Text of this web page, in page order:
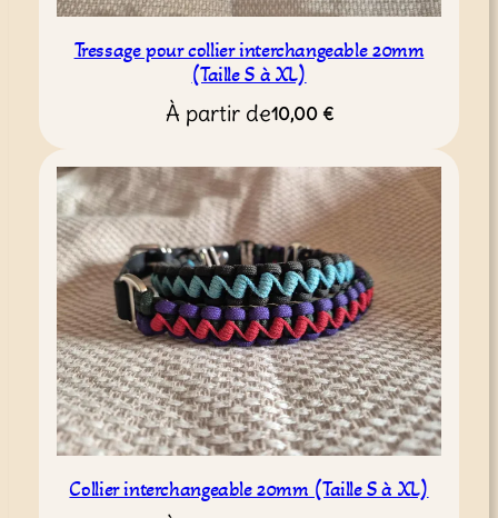
Tressage pour collier interchangeable 20mm
(Taille S à XL)
À partir de10,00 €
Collier interchangeable 20mm (Taille S à XL)